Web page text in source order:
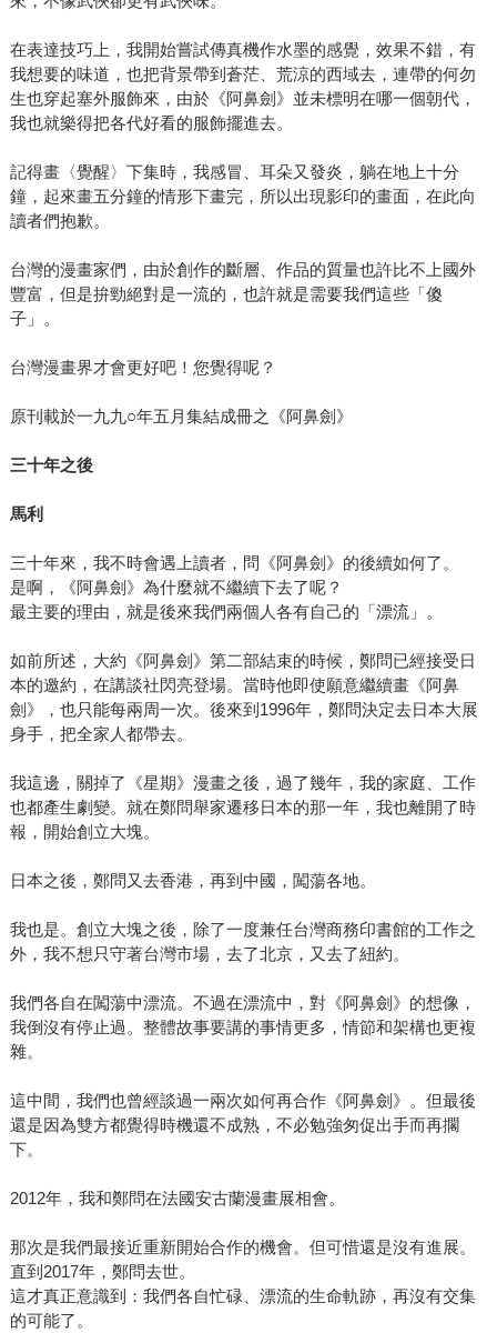
在表達技巧上，我開始嘗試傳真機作水墨的感覺，效果不錯，有
我想要的味道，也把背景帶到蒼茫、荒涼的西域去，連帶的何勿
生也穿起塞外服飾來，由於《阿鼻劍》並未標明在哪一個朝代，
我也就樂得把各代好看的服飾擺進去。
記得畫〈覺醒〉下集時，我感冒、耳朵又發炎，躺在地上十分
鐘，起來畫五分鐘的情形下畫完，所以出現影印的畫面，在此向
讀者們抱歉。
台灣的漫畫家們，由於創作的斷層、作品的質量也許比不上國外
豐富，但是拚勁絕對是一流的，也許就是需要我們這些「傻
子」。
台灣漫畫界才會更好吧！您覺得呢？
原刊載於一九九○年五月集結成冊之《阿鼻劍》
三十年之後
馬利
三十年來，我不時會遇上讀者，問《阿鼻劍》的後續如何了。
是啊，《阿鼻劍》為什麼就不繼續下去了呢？
最主要的理由，就是後來我們兩個人各有自己的「漂流」。
如前所述，大約《阿鼻劍》第二部結束的時候，鄭問已經接受日
本的邀約，在講談社閃亮登場。當時他即使願意繼續畫《阿鼻
劍》，也只能每兩周一次。後來到1996年，鄭問決定去日本大展
身手，把全家人都帶去。
我這邊，關掉了《星期》漫畫之後，過了幾年，我的家庭、工作
也都產生劇變。就在鄭問舉家遷移日本的那一年，我也離開了時
報，開始創立大塊。
日本之後，鄭問又去香港，再到中國，闖蕩各地。
我也是。創立大塊之後，除了一度兼任台灣商務印書館的工作之
外，我不想只守著台灣市場，去了北京，又去了紐約。
我們各自在闖蕩中漂流。不過在漂流中，對《阿鼻劍》的想像，
我倒沒有停止過。整體故事要講的事情更多，情節和架構也更複
雜。
這中間，我們也曾經談過一兩次如何再合作《阿鼻劍》。但最後
還是因為雙方都覺得時機還不成熟，不必勉強匆促出手而再擱
下。
2012年，我和鄭問在法國安古蘭漫畫展相會。
那次是我們最接近重新開始合作的機會。但可惜還是沒有進展。
直到2017年，鄭問去世。
這才真正意識到：我們各自忙碌、漂流的生命軌跡，再沒有交集
的可能了。